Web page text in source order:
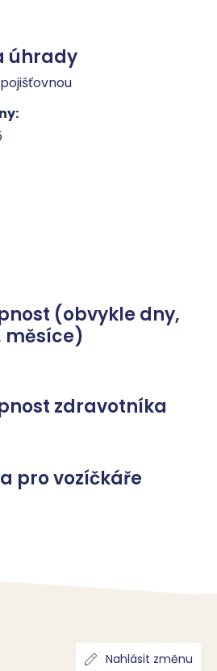
úhrady
(obvykle dny,
měsíce)
zdravotníka
pro vozíčkáře
Nahlásit změnu